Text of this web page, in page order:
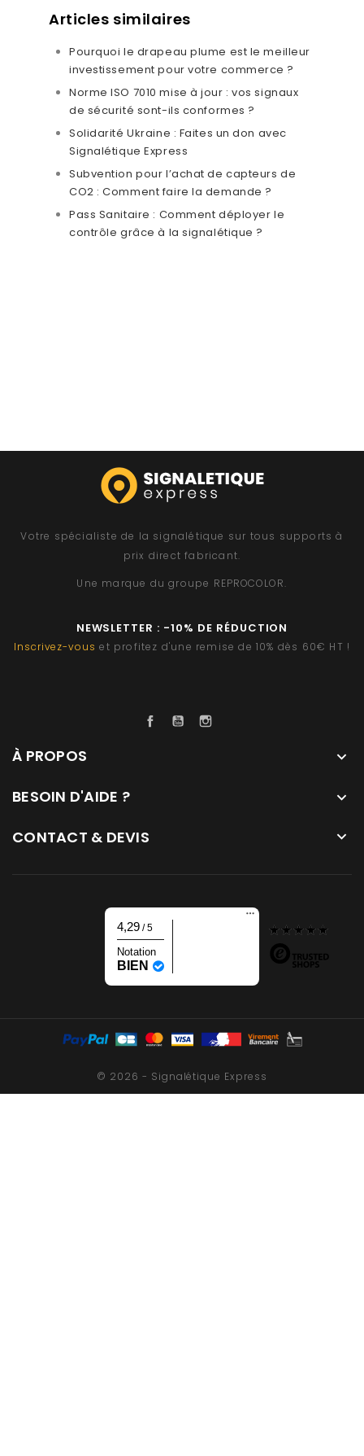
Articles similaires
Pourquoi le drapeau plume est le meilleur
investissement pour votre commerce ?
Norme ISO 7010 mise à jour : vos signaux
de sécurité sont-ils conformes ?
Solidarité Ukraine : Faites un don avec
Signalétique Express
Subvention pour l’achat de capteurs de
CO2 : Comment faire la demande ?
Pass Sanitaire : Comment déployer le
contrôle grâce à la signalétique ?
Votre spécialiste de la signalétique sur tous supports à
prix direct fabricant.
Une marque du groupe REPROCOLOR.
NEWSLETTER : -10% DE RÉDUCTION
Inscrivez-vous et profitez d'une remise de 10% dès 60€ HT !
FacebookYouTube
À PROPOS 
BESOIN D'AIDE ? 
CONTACT & DEVIS 
4,29 / 5
Notation
BIEN
© 2026 - Signalétique Express